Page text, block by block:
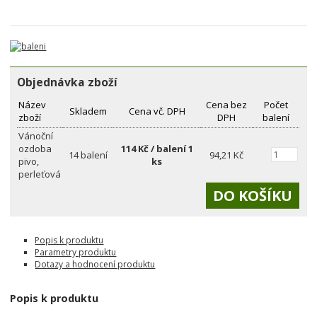
Objednávka zboží
Název
zboží
Skladem Cena vč. DPH
Cena bez
DPH
Počet
balení
Vánoční
ozdoba
pivo,
perleťová
14 balení
114 Kč / balení 1
ks
94,21 Kč
Popis k produktu
Parametry produktu
Dotazy a hodnocení produktu
Popis k produktu